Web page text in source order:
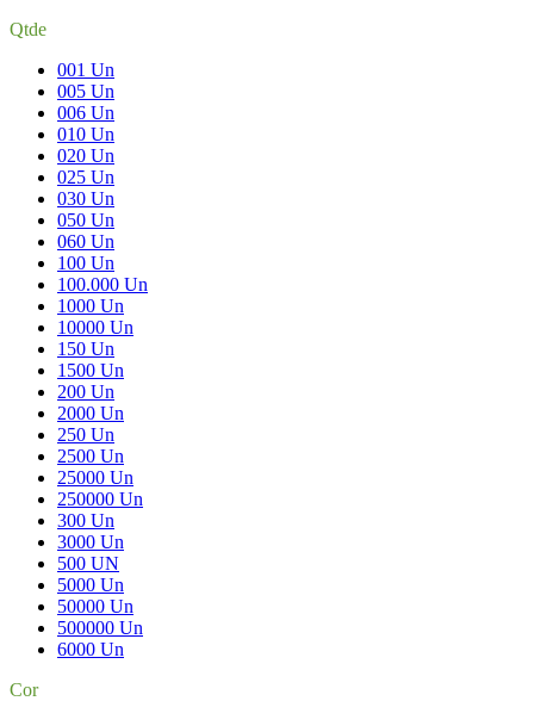
Qtde
001 Un
005 Un
006 Un
010 Un
020 Un
025 Un
030 Un
050 Un
060 Un
100 Un
100.000 Un
1000 Un
10000 Un
150 Un
1500 Un
200 Un
2000 Un
250 Un
2500 Un
25000 Un
250000 Un
300 Un
3000 Un
500 UN
5000 Un
50000 Un
500000 Un
6000 Un
Cor